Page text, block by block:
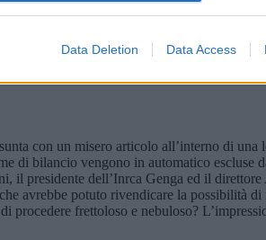
Data Deletion Data Access
con un misero articolo all’interno di
di bilancio vengono in automatico
il presidente dell’Inrca Genga ed il
avrebbe potuto rivendicare la possibilità
frettoloso e nebuloso?